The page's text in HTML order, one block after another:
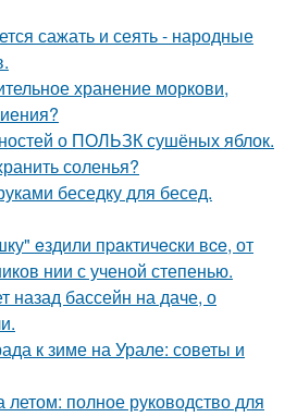
сажать и сеять - народные
хранение моркови,
о ПОЛЬЗК сушёных яблок.
соленья?
беседку для бесед.
eздили пpaктичecки вce, от
нии с ученой степенью.
назад бассейн на даче, о
к зиме на Урале: советы и
летом: полное руководство для